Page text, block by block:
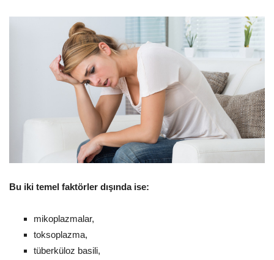
Bu iki temel faktörler dışında ise:
mikoplazmalar,
toksoplazma,
tüberküloz basili,